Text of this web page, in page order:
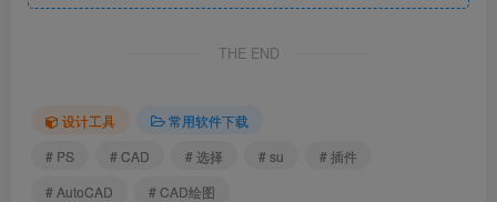
THE END
设计工具
常用软件下载
# PS
# CAD # 选择 # su
# 插件
# AutoCAD
# CAD绘图